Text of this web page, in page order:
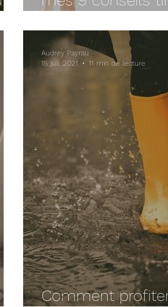
Comment
Audrey Payrau
15 juil. 2021
11 min de lecture